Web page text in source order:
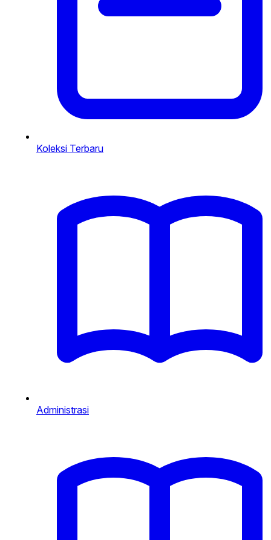
Koleksi Terbaru
Administrasi